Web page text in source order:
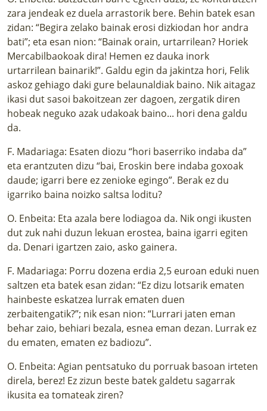
zara jendeak ez duela arrastorik bere. Behin batek esan
zidan: “Begira zelako bainak erosi dizkiodan hor andra
bati”; eta esan nion: “Bainak orain, urtarrilean? Horiek
Mercabilbaokoak dira! Hemen ez dauka inork
urtarrilean bainarik!”. Galdu egin da jakintza hori, Felik
askoz gehiago daki gure belaunaldiak baino. Nik aitagaz
ikasi dut sasoi bakoitzean zer dagoen, zergatik diren
hobeak neguko azak udakoak baino... hori dena galdu
da.
F. Madariaga: Esaten diozu “hori baserriko indaba da”
eta erantzuten dizu “bai, Eroskin bere indaba goxoak
daude; igarri bere ez zenioke egingo”. Berak ez du
igarriko baina noizko saltsa loditu?
O. Enbeita: Eta azala bere lodiagoa da. Nik ongi ikusten
dut zuk nahi duzun lekuan erostea, baina igarri egiten
da. Denari igartzen zaio, asko gainera.
F. Madariaga: Porru dozena erdia 2,5 euroan eduki nuen
saltzen eta batek esan zidan: “Ez dizu lotsarik ematen
hainbeste eskatzea lurrak ematen duen
zerbaitengatik?”; nik esan nion: “Lurrari jaten eman
behar zaio, behiari bezala, esnea eman dezan. Lurrak ez
du ematen, ematen ez badiozu”.
O. Enbeita: Agian pentsatuko du porruak basoan irteten
direla, berez! Ez zizun beste batek galdetu sagarrak
ikusita ea tomateak ziren?